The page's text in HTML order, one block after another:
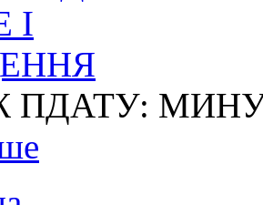
ПДАТУ: